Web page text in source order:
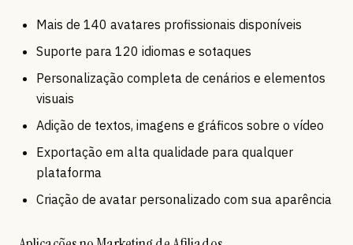
Mais de 140 avatares profissionais disponíveis
Suporte para 120 idiomas e sotaques
Personalização completa de cenários e elementos
visuais
Adição de textos, imagens e gráficos sobre o vídeo
Exportação em alta qualidade para qualquer
plataforma
Criação de avatar personalizado com sua aparência